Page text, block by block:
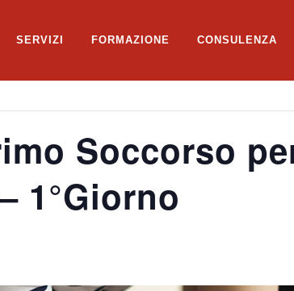
SERVIZI FORMAZIONE CONSULENZA
Soccorso
1°Giorno